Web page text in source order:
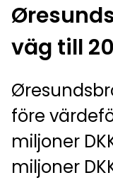
väg till
före
miljoner
miljoner